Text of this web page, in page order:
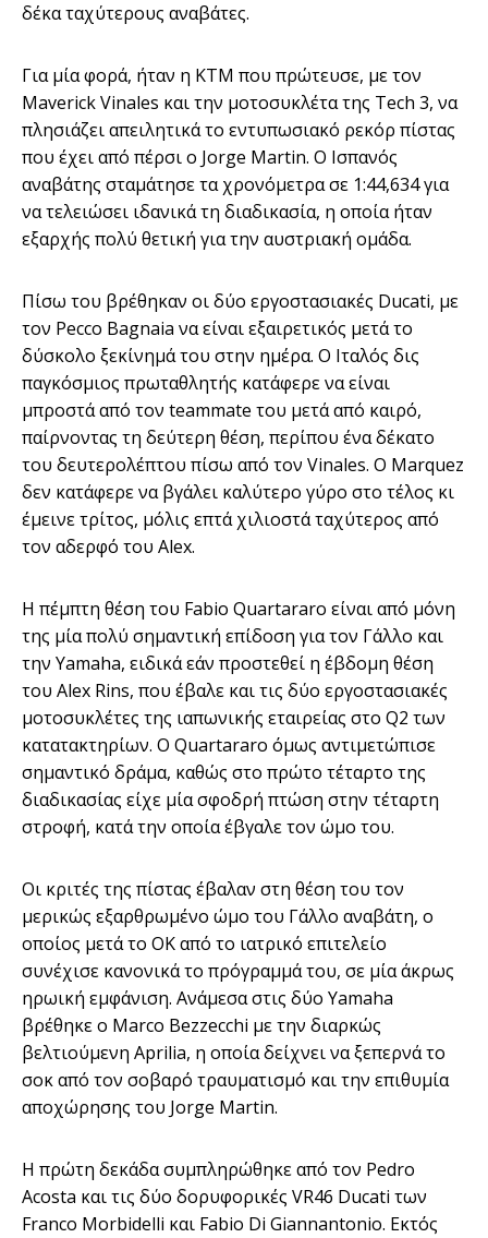
δέκα ταχύτερους αναβάτες.
Για μία φορά, ήταν η ΚΤΜ που πρώτευσε, με τον
Maverick Vinales και την μοτοσυκλέτα της Tech 3, να
πλησιάζει απειλητικά το εντυπωσιακό ρεκόρ πίστας
που έχει από πέρσι ο Jorge Martin. O Ισπανός
αναβάτης σταμάτησε τα χρονόμετρα σε 1:44,634 για
να τελειώσει ιδανικά τη διαδικασία, η οποία ήταν
εξαρχής πολύ θετική για την αυστριακή ομάδα.
Πίσω του βρέθηκαν οι δύο εργοστασιακές Ducati, με
τον Pecco Bagnaia να είναι εξαιρετικός μετά το
δύσκολο ξεκίνημά του στην ημέρα. Ο Ιταλός δις
παγκόσμιος πρωταθλητής κατάφερε να είναι
μπροστά από τον teammate του μετά από καιρό,
παίρνοντας τη δεύτερη θέση, περίπου ένα δέκατο
του δευτερολέπτου πίσω από τον Vinales. Ο Marquez
δεν κατάφερε να βγάλει καλύτερο γύρο στο τέλος κι
έμεινε τρίτος, μόλις επτά χιλιοστά ταχύτερος από
τον αδερφό του Alex.
Η πέμπτη θέση του Fabio Quartararo είναι από μόνη
της μία πολύ σημαντική επίδοση για τον Γάλλο και
την Yamaha, ειδικά εάν προστεθεί η έβδομη θέση
του Alex Rins, που έβαλε και τις δύο εργοστασιακές
μοτοσυκλέτες της ιαπωνικής εταιρείας στο Q2 των
κατατακτηρίων. Ο Quartararo όμως αντιμετώπισε
σημαντικό δράμα, καθώς στο πρώτο τέταρτο της
διαδικασίας είχε μία σφοδρή πτώση στην τέταρτη
στροφή, κατά την οποία έβγαλε τον ώμο του.
Οι κριτές της πίστας έβαλαν στη θέση του τον
μερικώς εξαρθρωμένο ώμο του Γάλλο αναβάτη, ο
οποίος μετά το ΟΚ από το ιατρικό επιτελείο
συνέχισε κανονικά το πρόγραμμά του, σε μία άκρως
ηρωική εμφάνιση. Ανάμεσα στις δύο Yamaha
βρέθηκε ο Marco Bezzecchi με την διαρκώς
βελτιούμενη Aprilia, η οποία δείχνει να ξεπερνά το
σοκ από τον σοβαρό τραυματισμό και την επιθυμία
αποχώρησης του Jorge Martin.
Η πρώτη δεκάδα συμπληρώθηκε από τον Pedro
Acosta και τις δύο δορυφορικές VR46 Ducati των
Franco Morbidelli και Fabio Di Giannantonio. Εκτός